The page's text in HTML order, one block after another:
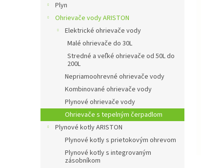
Plyn
Ohrievače vody ARISTON
Elektrické ohrievače vody
Malé ohrievače do 30L
Stredné a veľké ohrievače od 50L do
200L
Nepriamoohrevné ohrievače vody
Kombinované ohrievače vody
Plynové ohrievače vody
Ohrievače s tepelným čerpadlom
Plynové kotly ARISTON
Plynové kotly s prietokovým ohrevom
Plynové kotly s integrovaným
zásobníkom